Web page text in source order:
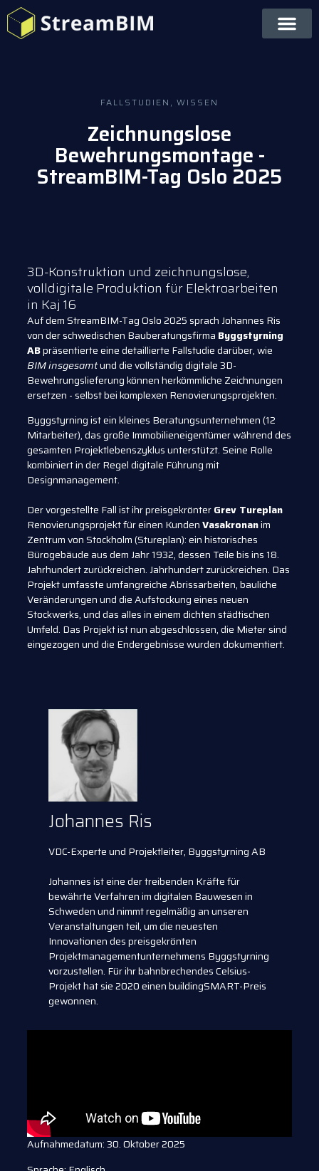
FALLSTUDIEN , WISSEN
Zeichnungslose
Bewehrungsmontage -
StreamBIM-Tag Oslo 2025
3D-Konstruktion und zeichnungslose,
volldigitale Produktion für Elektroarbeiten
in Kaj 16
Auf dem StreamBIM-Tag Oslo 2025 sprach Johannes Ris
von der schwedischen Bauberatungsfirma Byggstyrning
ABpräsentierte eine detaillierte Fallstudie darüber, wie
BIM insgesamtund die vollständig digitale 3D-
Bewehrungslieferung können herkömmliche Zeichnungen
ersetzen - selbst bei komplexen Renovierungsprojekten.
Byggstyrning ist ein kleines Beratungsunternehmen (12
Mitarbeiter), das große Immobilieneigentümer während des
gesamten Projektlebenszyklus unterstützt. Seine Rolle
kombiniert in der Regel digitale Führung mit
Designmanagement.
Der vorgestellte Fall ist ihr preisgekrönterGrev Tureplan
Renovierungsprojekt für einen KundenVasakronanim
Zentrum von Stockholm (Stureplan): ein historisches
Bürogebäude aus dem Jahr 1932, dessen Teile bis ins 18.
Jahrhundert zurückreichen. Jahrhundert zurückreichen. Das
Projekt umfasste umfangreiche Abrissarbeiten, bauliche
Veränderungen und die Aufstockung eines neuen
Stockwerks, und das alles in einem dichten städtischen
Umfeld. Das Projekt ist nun abgeschlossen, die Mieter sind
eingezogen und die Endergebnisse wurden dokumentiert.
Johannes Ris
VDC-Experte und Projektleiter, Byggstyrning AB
Johannes ist eine der treibenden Kräfte für
bewährte Verfahren im digitalen Bauwesen in
Schweden und nimmt regelmäßig an unseren
Veranstaltungen teil, um die neuesten
Innovationen des preisgekrönten
Projektmanagementunternehmens Byggstyrning
vorzustellen. Für ihr bahnbrechendes Celsius-
Projekt hat sie 2020 einen buildingSMART-Preis
gewonnen.
Aufnahmedatum: 30. Oktober 2025